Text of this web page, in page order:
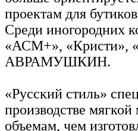
проектам для
Среди иногородних
«АСМ+», «Кристи»,
АВРАМУШКИН.
«Русский стиль»
производстве
объемам, чем